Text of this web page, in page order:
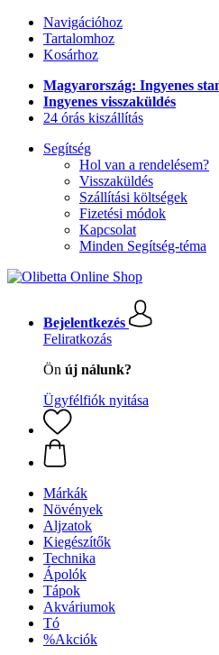
Navigációhoz
Tartalomhoz
Kosárhoz
Magyarország: Ingyenes
Ingyenes visszaküldés
24 órás kiszállítás
Segítség
Hol van a rendelésem?
Visszaküldés
Szállítási költségek
Fizetési módok
Kapcsolat
Minden Segítség-téma
Bejelentkezés
Feliratkozás
Ön új nálunk?
Ügyfélfiók nyitása
Márkák
Növények
Aljzatok
Kiegészítők
Technika
Ápolók
Tápok
Akváriumok
Tó
%Akciók